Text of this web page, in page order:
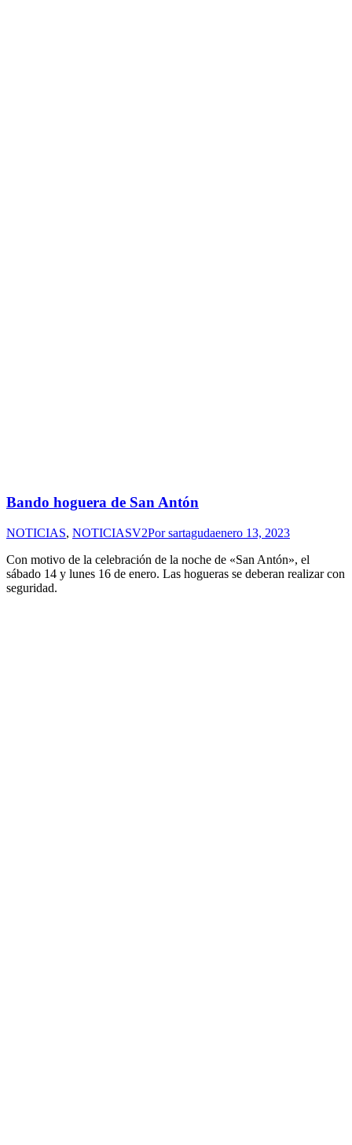
Bando hoguera de San Antón
NOTICIAS, NOTICIASV2Porsartagudaenero 13, 2023
Con motivo de la celebración de la noche de «San Antón», el
sábado 14 y lunes 16 de enero. Las hogueras se deberan realizar con
seguridad.